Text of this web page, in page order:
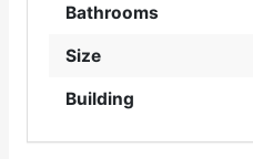
Bathrooms
Size
Building